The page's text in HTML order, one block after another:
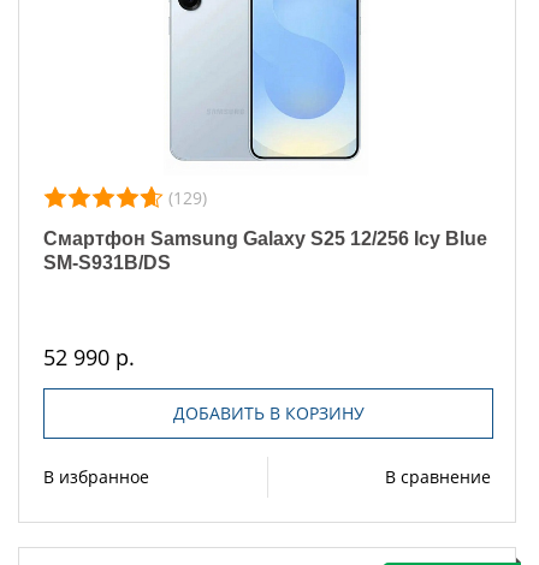
(129)
Смартфон Samsung Galaxy S25 12/256 Icy Blue
SM-S931B/DS
52 990 р.
ДОБАВИТЬ В КОРЗИНУ
В избранное В сравнение